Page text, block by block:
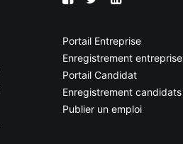
Portail Entreprise
Enregistrement entreprise
Portail Candidat
Enregistrement candidats
Publier un emploi